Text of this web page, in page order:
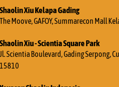
Shaolin Xiu Kelapa Gading
The Moove, GAFOY, Summarecon Mall
Shaolin Xiu - Scientia Square Park
Jl. Scientia Boulevard, Gading Serpong,
15810